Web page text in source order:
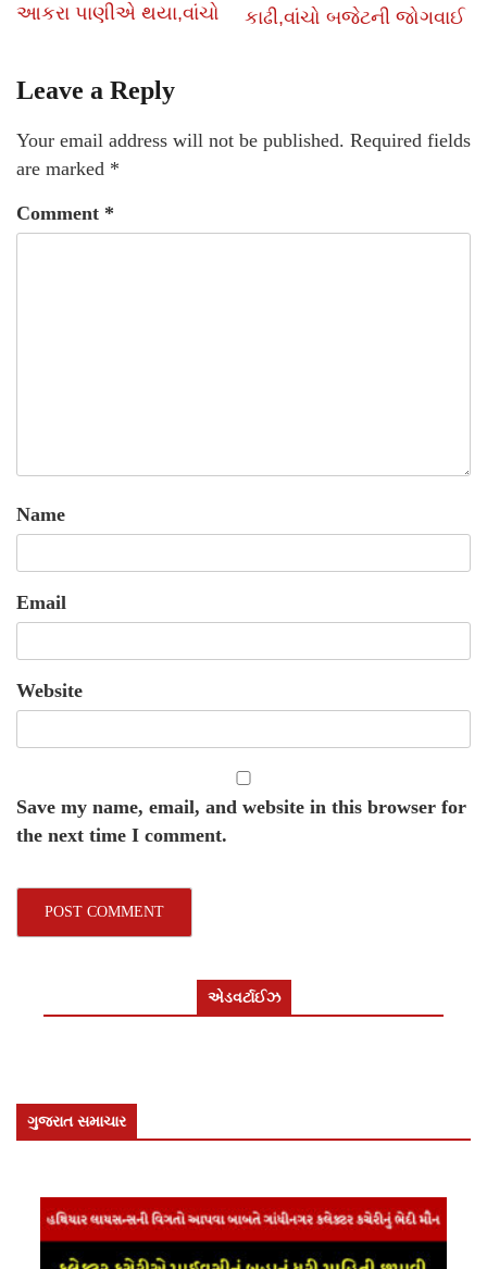
આકરા પાણીએ થયા,વાંચો
કાઢી,વાંચો બજેટની જોગવાઈ
Leave a Reply
Your email address will not be published. Required fields
are marked *
Comment *
Name
Email
Website
Save my name, email, and website in this browser for
the next time I comment.
એડવર્ટાઈઝ
ગુજરાત સમાચાર